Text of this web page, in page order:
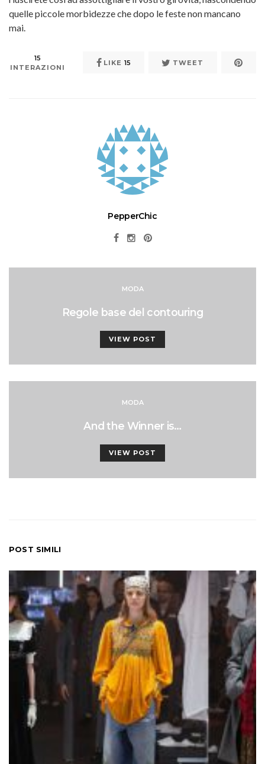
quelle piccole morbidezze che dopo le feste non mancano
mai.
15
INTERAZIONI
LIKE 15 TWEET
PepperChic
MODA
Regole base del contouring
VIEW POST
MODA
And the Winner is…
VIEW POST
POST SIMILI